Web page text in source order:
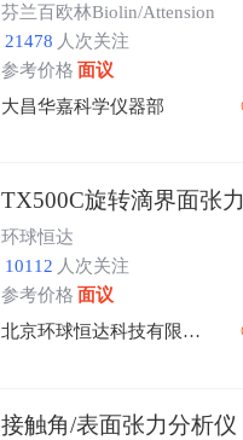
芬兰百欧林Biolin/Attension
21478 人次关注
参考价格 面议
大昌华嘉科学仪器部
TX500C旋转滴界面张
环球恒达
10112 人次关注
参考价格 面议
北京环球恒达科技有限公司
接触角/表面张力分析仪